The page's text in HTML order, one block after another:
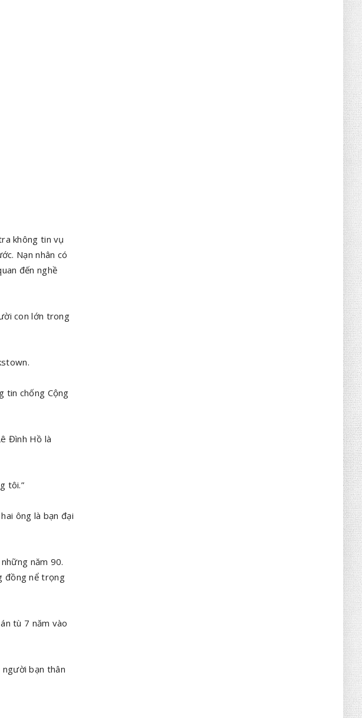
không tin vụ
Nạn nhân có
đến nghề
con lớn trong
tin chống Cộng
Đình Hồ là
tôi.”
ông là bạn đại
năm 90.
đồng nể trọng
tù 7 năm vào
bạn thân